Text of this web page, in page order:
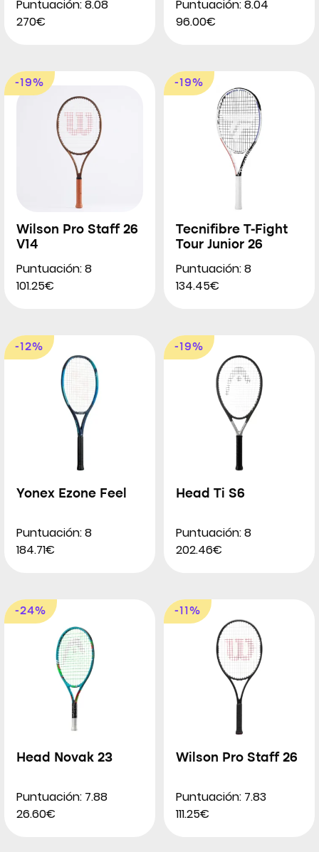
Puntuación: 8.08
270€
Puntuación: 8.04
96.00€
-19%
Wilson Pro Staff 26
V14
Puntuación: 8
101.25€
-19%
Tecnifibre T-Fight
Tour Junior 26
Puntuación: 8
134.45€
-12%
Yonex Ezone Feel
Puntuación: 8
184.71€
-19%
Head Ti S6
Puntuación: 8
202.46€
-24%
Head Novak 23
Puntuación: 7.88
26.60€
-11%
Wilson Pro Staff 26
Puntuación: 7.83
111.25€